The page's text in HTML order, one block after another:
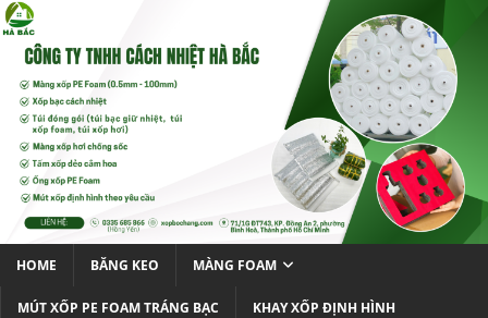
HOME BĂNG KEO MÀNG FOAM
MÚT XỐP PE FOAM TRÁNG BẠC KHAY XỐP ĐỊNH HÌNH